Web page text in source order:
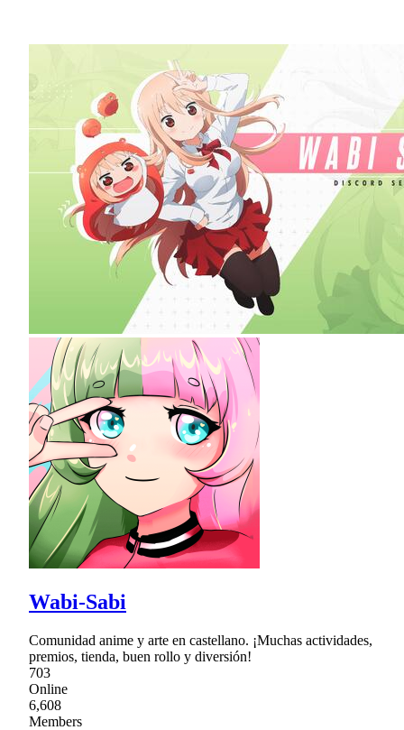
Wabi-Sabi
Comunidad anime y arte en castellano. ¡Muchas actividades,
premios, tienda, buen rollo y diversión!
703
Online
6,608
Members